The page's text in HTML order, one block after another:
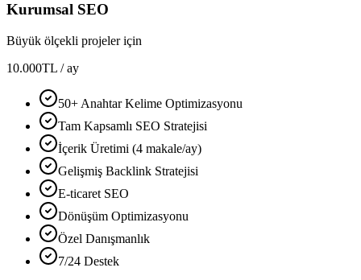
Kurumsal SEO
Büyük ölçekli projeler için
10.000TL / ay
50+ Anahtar Kelime Optimizasyonu
Tam Kapsamlı SEO Stratejisi
İçerik Üretimi (4 makale/ay)
Gelişmiş Backlink Stratejisi
E-ticaret SEO
Dönüşüm Optimizasyonu
Özel Danışmanlık
7/24 Destek